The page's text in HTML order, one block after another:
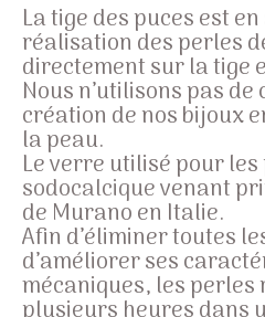
La tige des puces est
réalisation des perles
directement sur la tige
Nous n’utilisons pas
création de nos bijoux
la peau.
Le verre utilisé pour
sodocalciquevenant
de Murano en Italie.
Afin d’éliminer toutes
d’améliorer ses
mécaniques, les